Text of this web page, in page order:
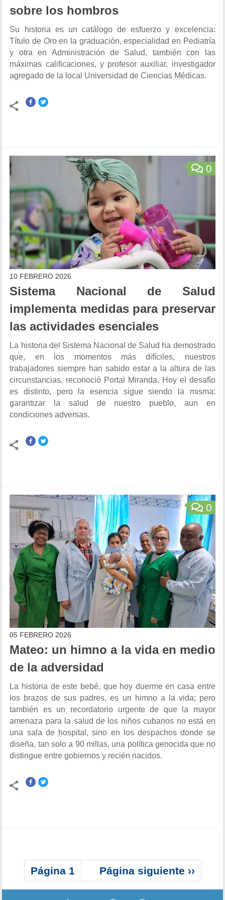
sobre los hombros
Su historia es un catálogo de esfuerzo y excelencia:
Título de Oro en la graduación, especialidad en Pediatría
y otra en Administración de Salud, también con las
máximas calificaciones, y profesor auxiliar, investigador
agregado de la local Universidad de Ciencias Médicas.
0
10 FEBRERO 2026
Sistema Nacional de Salud
implementa medidas para preservar
las actividades esenciales
La historia del Sistema Nacional de Salud ha demostrado
que, en los momentos más difíciles, nuestros
trabajadores siempre han sabido estar a la altura de las
circunstancias, reconoció Portal Miranda. Hoy el desafío
es distinto, pero la esencia sigue siendo la misma:
garantizar la salud de nuestro pueblo, aun en
condiciones adversas.
0
05 FEBRERO 2026
Mateo: un himno a la vida en medio
de la adversidad
La historia de este bebé, que hoy duerme en casa entre
los brazos de sus padres, es un himno a la vida; pero
también es un recordatorio urgente de que la mayor
amenaza para la salud de los niños cubanos no está en
una sala de hospital, sino en los despachos donde se
diseña, tan solo a 90 millas, una política genocida que no
distingue entre gobiernos y recién nacidos.
g
Página 1
S
i
Página siguiente ››